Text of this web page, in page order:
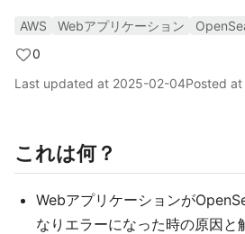
AWS Webアプリケーション
0
Last updated at 2025-02-04Posted at
これは何？
Webアプリケーションが
なりエラーになった時の原因と